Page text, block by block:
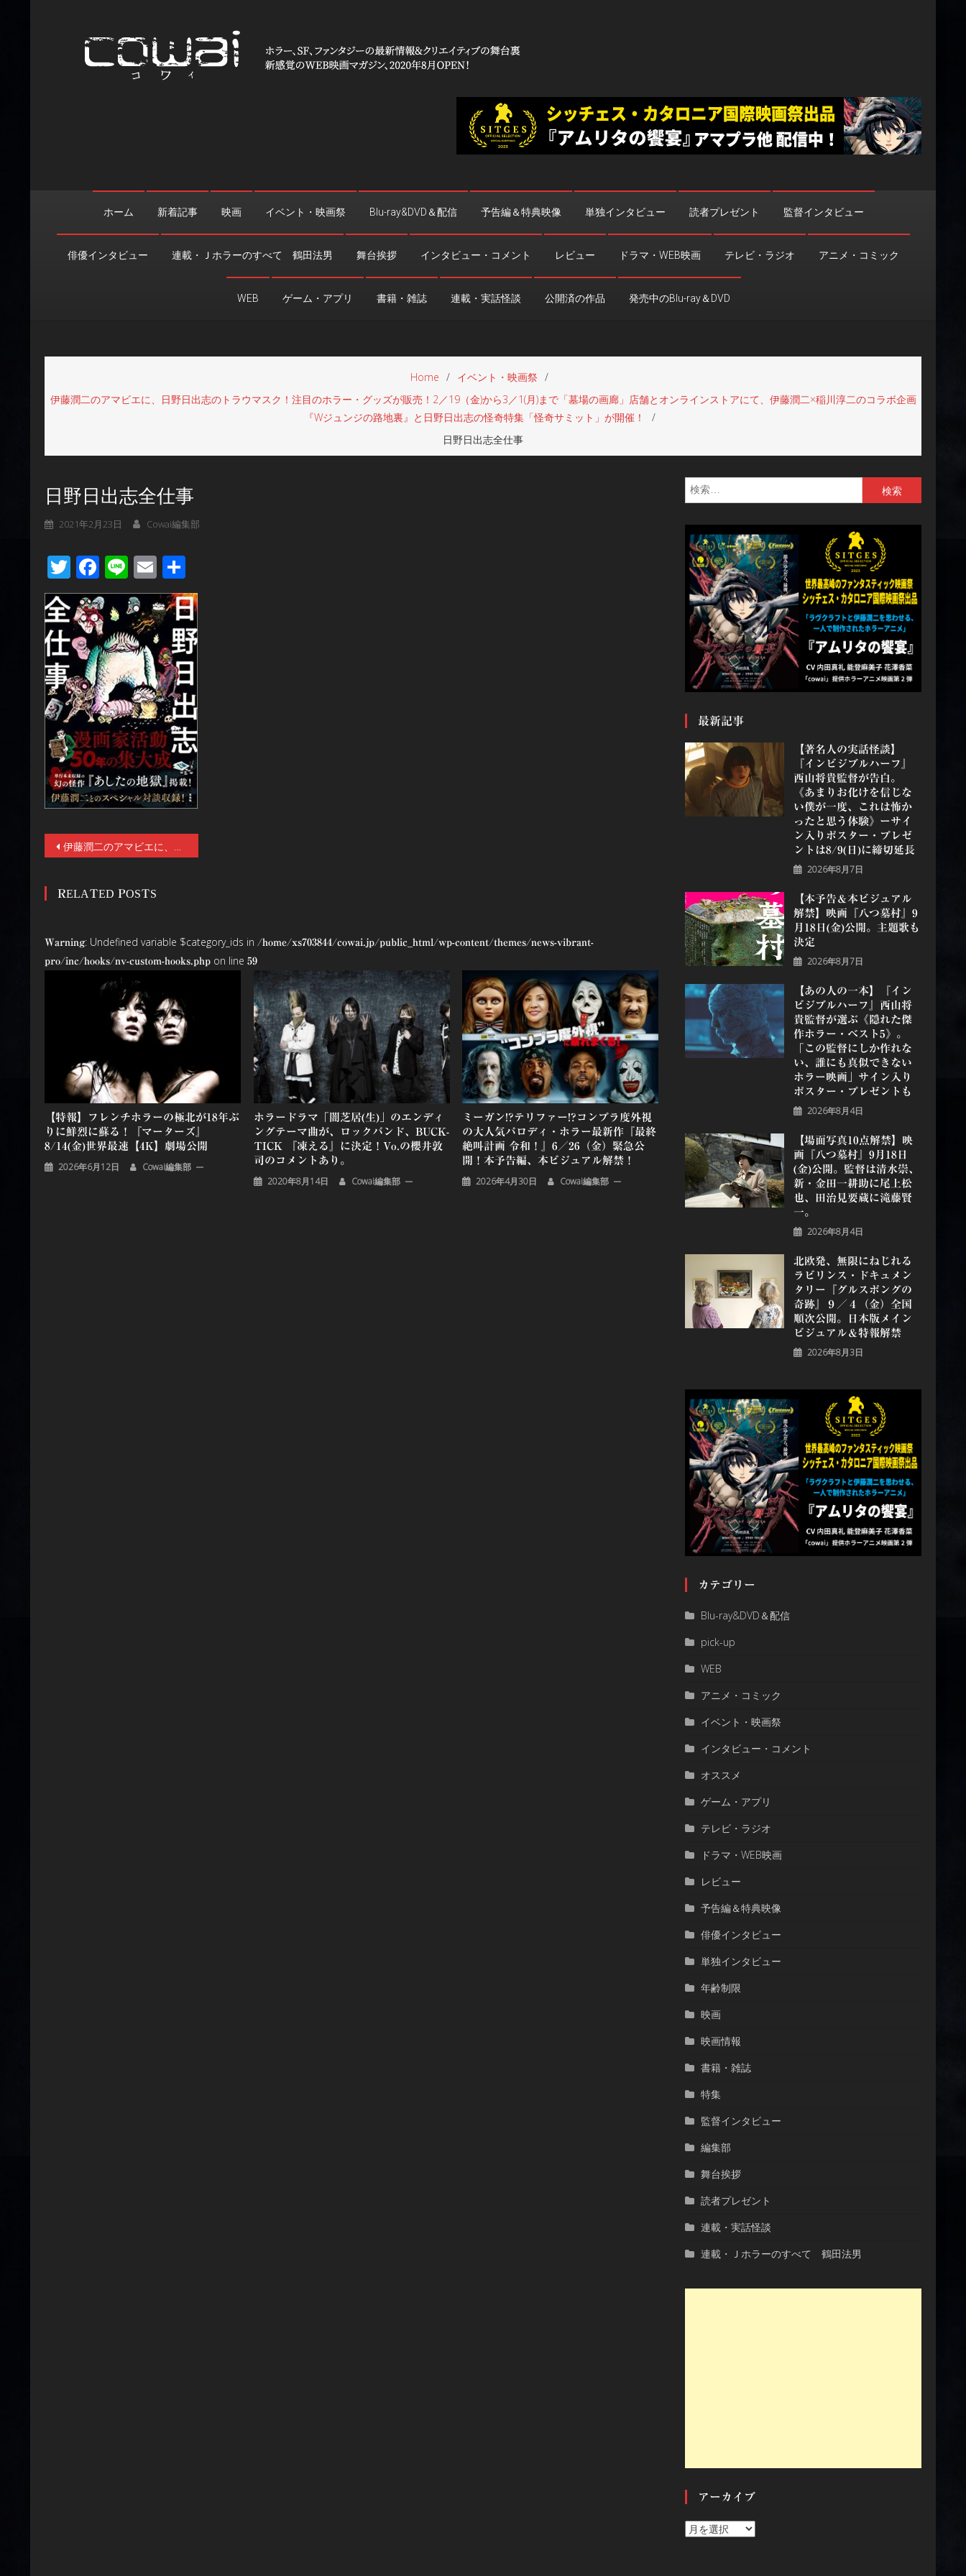
ホーム 新着記事 映画 イベント・映画祭 Blu-ray&DVD＆配信 予告編＆特典映像 単独インタビュー 読者プレゼント 監督インタビュー
俳優インタビュー 連載・Ｊホラーのすべて 鶴田法男 舞台挨拶 インタビュー・コメント レビュー ドラマ・WEB映画 テレビ・ラジオ アニメ・コミック
WEB ゲーム・アプリ 書籍・雑誌 連載・実話怪談 公開済の作品 発売中のBlu-ray＆DVD
Home
イベント・映画祭
伊藤潤二のアマビエに、日野日出志のトラウマスク！注目のホラー・グッズが販売！2／19（金)から3／1(月)まで「墓場の画廊」店舗とオンラインストアにて、伊藤潤二×稲川淳二のコラボ企画
『Wジュンジの路地裏』と日野日出志の怪奇特集「怪奇サミット」が開催！
日野日出志全仕事
日野日出志全仕事
2021年2月23日 Cowai編集部
Twitter
Facebook
LineEmail
有
投
ナ
ゲ
伊藤潤二のアマビエに、日野日出志のトラウマスク！注目のホラー・グッズが販売！2／19（金)から3／1(月)まで「墓場の画廊」店舗とオンラインストアにて、伊藤潤二×稲川淳二のコラボ企画『Wジュンジの路地裏』と日野日出志の怪奇特集「怪奇サミット」が開催！
RELATED POSTS
Warning: Undefined variable $category_ids in /home/xs703844/cowai.jp/public_html/wp-content/themes/news-vibrant-
pro/inc/hooks/nv-custom-hooks.php on line 59
【特報】フレンチホラーの極北が18年ぶ
りに鮮烈に蘇る！『マーターズ』
8/14(金)世界最速【4K】劇場公開
2026年6月12日 Cowai編集部
ホラードラマ「闇芝居(生)」のエンディ
ングテーマ曲が、ロックバンド、BUCK-
TICK 『凍える』に決定！Vo.の櫻井敦
司のコメントあり。
2020年8月14日 Cowai編集部
ミーガン!?テリファー!?コンプラ度外視
の大人気パロディ・ホラー最新作『最終
絶叫計画 令和！』6／26（金）緊急公
開！本予告編、本ビジュアル解禁！
2026年4月30日 Cowai編集部
索:
最新記事
【著名人の実話怪談】
『インビジブルハーフ』
⻄⼭将貴監督が告白。
《あまりお化けを信じな
い僕が一度、これは怖か
ったと思う体験》ーサイ
ン入りポスター・プレゼ
ントは8/9(日)に締切延長
2026年8月7日
【本予告＆本ビジュアル
解禁】映画『八つ墓村』9
月18日(金)公開。主題歌も
決定
2026年8月7日
【あの人の一本】『イン
ビジブルハーフ』⻄⼭将
貴監督が選ぶ《隠れた傑
作ホラー・ベスト5》。
「この監督にしか作れな
い、誰にも真似できない
ホラー映画」サイン入り
ポスター・プレゼントも
2026年8月4日
【場面写真10点解禁】映
画『八つ墓村』9月18日
(金)公開。監督は清水崇、
新・金田一耕助に尾上松
也、田治見要蔵に滝藤賢
一。
2026年8月4日
北欧発、無限にねじれる
ラビリンス・ドキュメン
タリー『グルスポングの
奇跡』９／４（金）全国
順次公開。日本版メイン
ビジュアル＆特報解禁
2026年8月3日
カテゴリー
Blu-ray&DVD＆配信
pick-up
WEB
アニメ・コミック
イベント・映画祭
インタビュー・コメント
オススメ
ゲーム・アプリ
テレビ・ラジオ
ドラマ・WEB映画
レビュー
予告編＆特典映像
俳優インタビュー
単独インタビュー
年齢制限
映画
映画情報
書籍・雑誌
特集
監督インタビュー
編集部
舞台挨拶
読者プレゼント
連載・実話怪談
連載・Ｊホラーのすべて 鶴田法男
アーカイブ
ア